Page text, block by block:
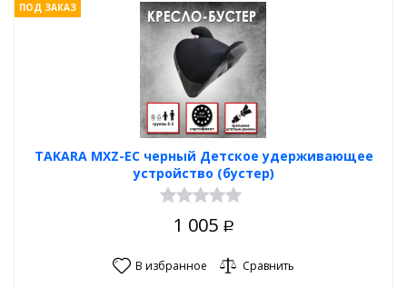
TAKARA MXZ-EC черный Детское удерживающее
устройство (бустер)
ПОД ЗАКАЗ
1 005 Р
В избранное Сравнить